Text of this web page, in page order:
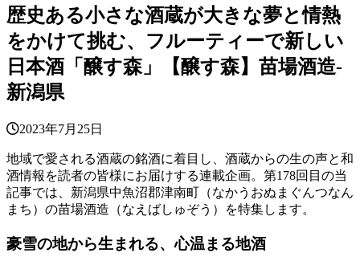
歴史ある小さな酒蔵が大きな夢と情熱
をかけて挑む、フルーティーで新しい
日本酒「醸す森」【醸す森】苗場酒造‐
新潟県
2023年7月25日
地域で愛される酒蔵の銘酒に着目し、酒蔵からの生の声と和
酒情報を読者の皆様にお届けする連載企画。第178回目の当
記事では、新潟県中魚沼郡津南町（なかうおぬまぐんつなん
まち）の苗場酒造（なえばしゅぞう）を特集します。
豪雪の地から生まれる、心温まる地酒